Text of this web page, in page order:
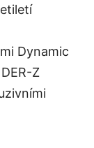
Dynamic
Z